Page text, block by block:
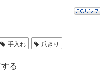
手入れ 爪きり
る